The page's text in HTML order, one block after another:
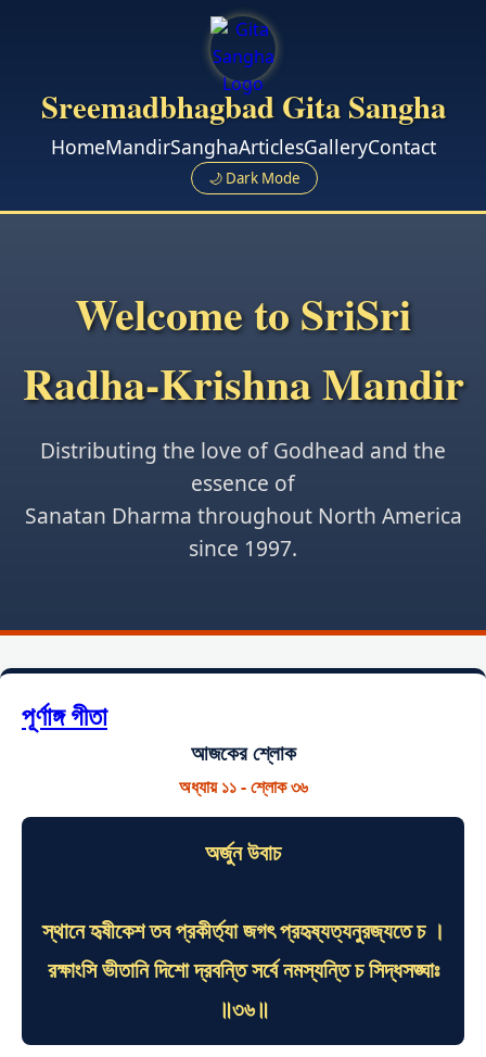
Sreemadbhagbad Gita Sangha
HomeMandirSanghaArticlesGalleryContact
🌙 Dark Mode
Welcome to SriSri
Radha-Krishna Mandir
Distributing the love of Godhead and the
essence of
Sanatan Dharma throughout North America
since 1997.
পূর্ণাঙ্গ গীতা
আজকের শ্লোক
অধ্যায় ১১ - শ্লোক ৩৬
অর্জুন উবাচ
স্থানে হৃষীকেশ তব প্রকীর্ত্যা জগৎ প্রহৃষ্যত্যনুরজ্যতে চ ।
রক্ষাংসি ভীতানি দিশো দ্রবন্তি সর্বে নমস্যন্তি চ সিদ্ধসঙ্ঘাঃ
॥৩৬॥